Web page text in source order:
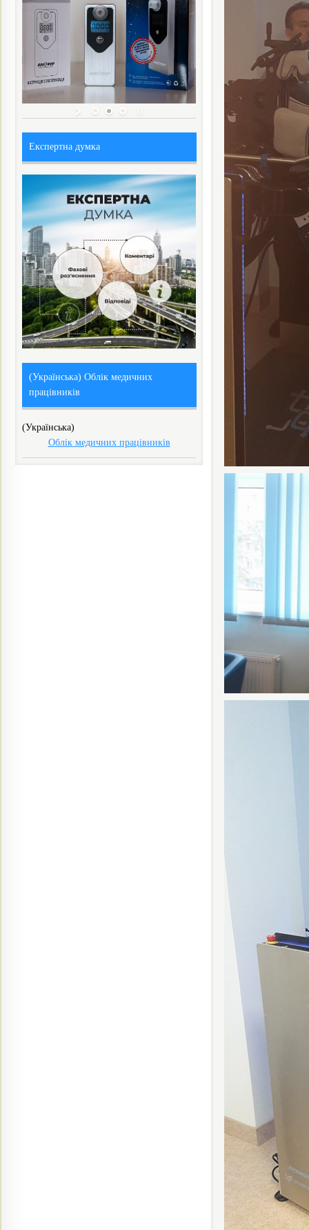
Експертна думка
(Українська) Облік медичних
працівників
(Українська)
Облік медичних працівників